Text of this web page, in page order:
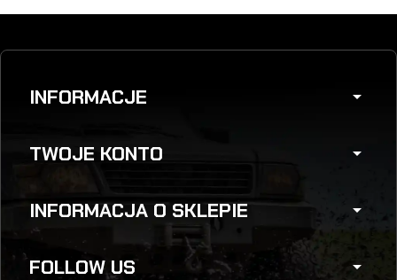
INFORMACJE arrow_drop_down
TWOJE KONTO arrow_drop_down
INFORMACJA O SKLEPIE arrow_drop_down
FOLLOW US arrow_drop_down